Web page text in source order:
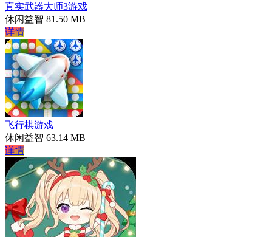
真实武器大师3游戏
休闲益智 81.50 MB
详情
飞行棋游戏
休闲益智 63.14 MB
详情